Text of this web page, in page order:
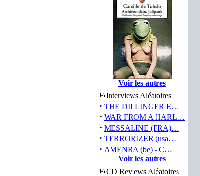
Voir les autres
Interviews Aléatoires
· THE DILLINGER E…
· WAR FROM A HARL…
· MESSALINE (FRA)…
· TERRORIZER (usa…
· AMENRA (be) - C…
Voir les autres
CD Reviews Aléatoires